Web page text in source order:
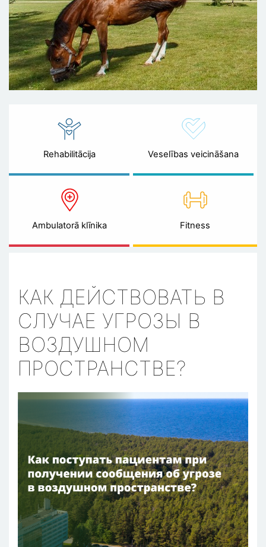
Rehabilitācija Veselības veicināšana
Ambulatorā klīnika Fitness
КАК ДЕЙСТВОВАТЬ В
СЛУЧАЕ УГРОЗЫ В
ВОЗДУШНОМ
ПРОСТРАНСТВЕ?